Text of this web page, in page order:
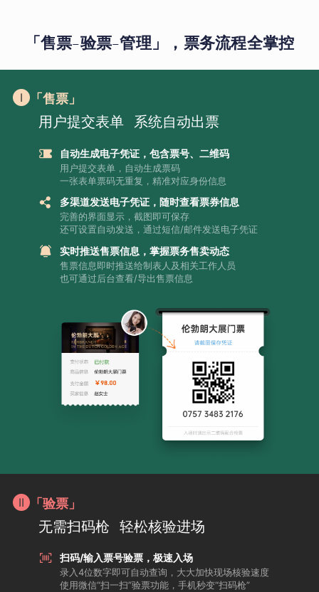
「售票-验票-管理」，票务流程全掌控
「售票」
用户提交表单 系统自动出票
自动生成电子凭证，包含票号、二维码
用户提交表单，自动生成票码
一张表单票码无重复，精准对应身份信息
多渠道发送电子凭证，随时查看票券信息
完善的界面显示，截图即可保存
还可设置自动发送，通过短信/邮件发送电子凭证
实时推送售票信息，掌握票务售卖动态
售票信息即时推送给制表人及相关工作人员
也可通过后台查看/导出售票信息
「验票」
无需扫码枪 轻松核验进场
扫码/输入票号验票，极速入场
录入4位数字即可自动查询，大大加快现场核验速度
使用微信“扫一扫”验票功能，手机秒变“扫码枪”